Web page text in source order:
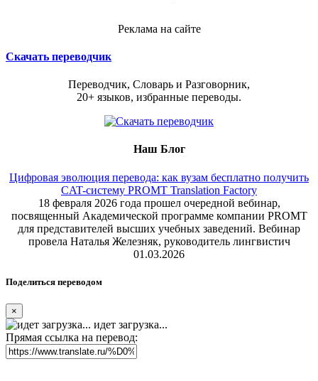
Реклама на сайте
Скачать переводчик
Переводчик, Словарь и Разговорник,
20+ языков, избранные переводы.
Наш Блог
Цифровая эволюция перевода: как вузам бесплатно получить
CAT-систему PROMT Translation Factory
18 февраля 2026 года прошел очередной вебинар,
посвященный Академической программе компании PROMT
для представителей высших учебных заведений. Вебинар
провела Наталья Железняк, руководитель лингвистич
01.03.2026
Поделиться переводом
×
идет загрузка...
Прямая ссылка на перевод: